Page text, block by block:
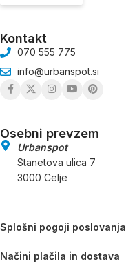
Kontakt
070 555 775
info@urbanspot.si
Osebni prevzem
Urbanspot
Stanetova ulica 7
3000 Celje
Splošni pogoji poslovanja
Načini plačila in dostava